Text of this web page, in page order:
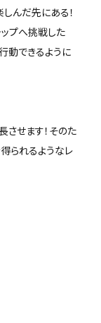
しんだ先にある！
プへ挑戦した
動できるように
させます！そのた
られるようなレ